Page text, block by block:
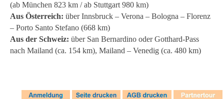
(ab München 823 km / ab Stuttgart 980 km)
Aus Österreich: über Innsbruck – Verona – Bologna – Florenz
– Porto Santo Stefano (668 km)
Aus der Schweiz: über San Bernardino oder Gotthard-Pass
nach Mailand (ca. 154 km), Mailand – Venedig (ca. 480 km)